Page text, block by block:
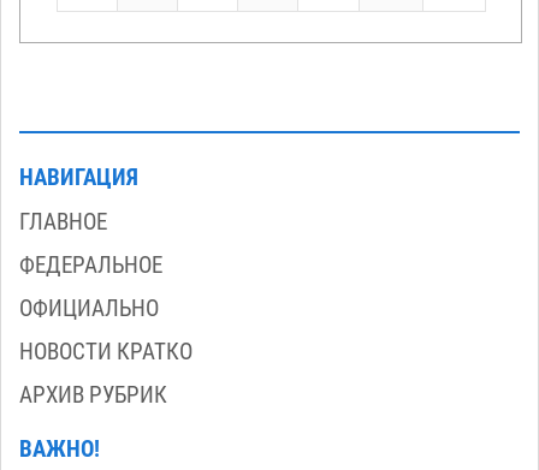
НАВИГАЦИЯ
ГЛАВНОЕ
ФЕДЕРАЛЬНОЕ
ОФИЦИАЛЬНО
НОВОСТИ КРАТКО
АРХИВ РУБРИК
ВАЖНО!